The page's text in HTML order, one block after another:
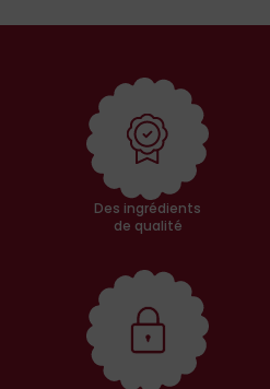
Des ingrédients
de qualité